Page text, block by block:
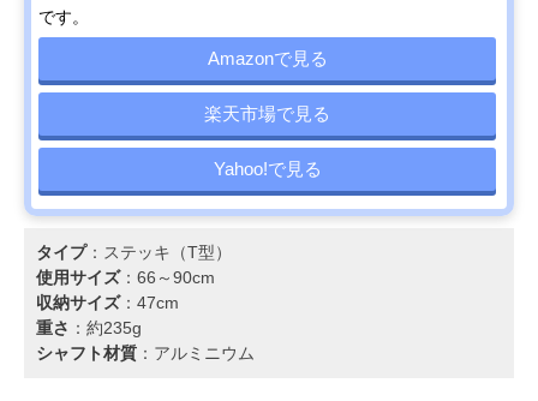
です。
Amazonで見る
楽天市場で見る
Yahoo!で見る
タイプ：ステッキ（T型）
使用サイズ：66～90cm
収納サイズ：47cm
重さ ：約235g
シャフト材質 ：アルミニウム